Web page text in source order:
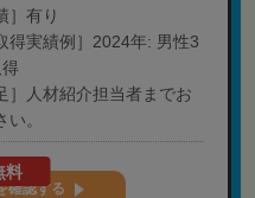
］有り
得実績例］2024年: 男性3
］人材紹介担当者までお
。
料
確認する